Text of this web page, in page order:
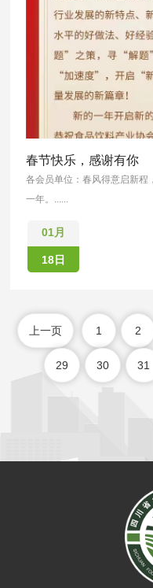
春节快乐，感谢有你
各会员单位：春风得意启新
一年。......
01月
18日
上一页 1 2
29 30 31